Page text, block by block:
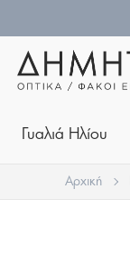
Γυαλιά Ηλίου
Αρχική